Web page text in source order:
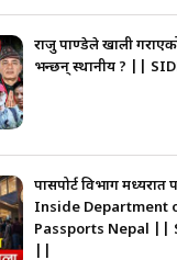
बदलेका ‘निम्स दाई’ ||
||
आगो निभाउने कि तेल
HAPPENING IN
राजु पाण्डेले खाली
भन्छन् स्थानीय ? ||
पासपोर्ट विभाग मध्यरात
Inside Department
Passports Nepal ||